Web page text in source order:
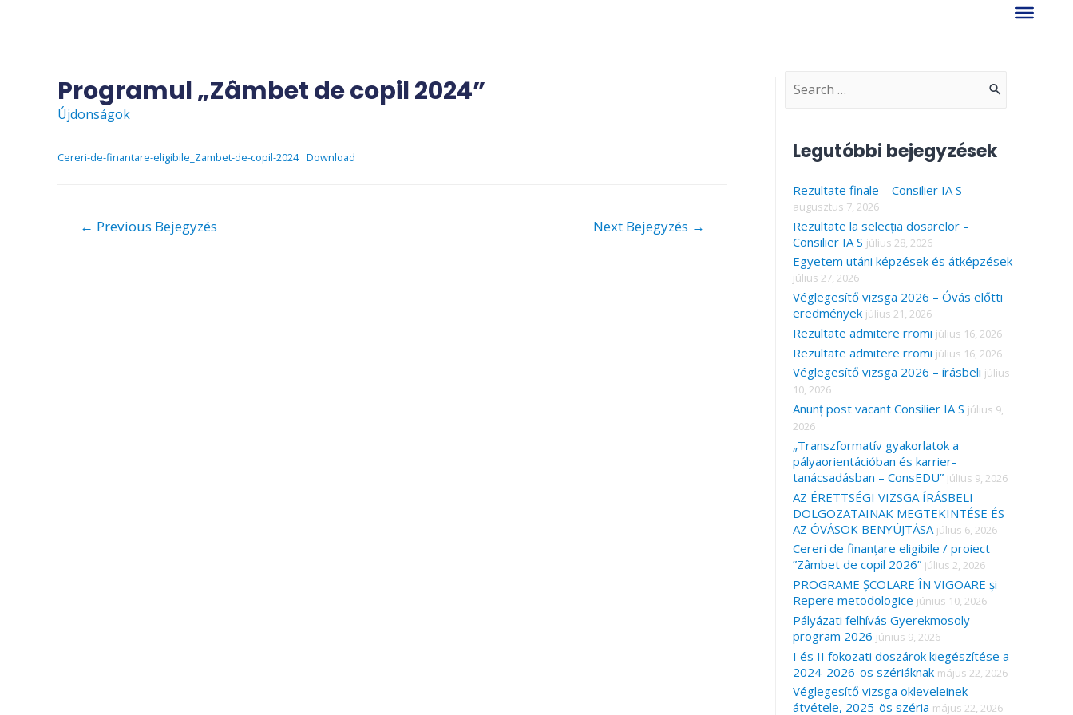
Programul „Zâmbet de copil 2024”
Újdonságok
Cereri-de-finantare-eligibile_Zambet-de-copil-2024 Download
Bejegyzés
← Previous Bejegyzés Next Bejegyzés →
S
c
h
f
o
r
:
Legutóbbi bejegyzések
Rezultate finale – Consilier IA S
augusztus 7, 2026
Rezultate la selecția dosarelor –
Consilier IA S július 28, 2026
Egyetem utáni képzések és átképzések
július 27, 2026
Véglegesítő vizsga 2026 – Óvás előtti
eredmények július 21, 2026
Rezultate admitere rromi július 16, 2026
Rezultate admitere rromi július 16, 2026
Véglegesítő vizsga 2026 – írásbeli július
10, 2026
Anunț post vacant Consilier IA S július 9,
2026
„Transzformatív gyakorlatok a
pályaorientációban és karrier-
tanácsadásban – ConsEDU” július 9, 2026
AZ ÉRETTSÉGI VIZSGA ÍRÁSBELI
DOLGOZATAINAK MEGTEKINTÉSE ÉS
AZ ÓVÁSOK BENYÚJTÁSA július 6, 2026
Cereri de finanțare eligibile / proiect
”Zâmbet de copil 2026” július 2, 2026
PROGRAME ȘCOLARE ÎN VIGOARE și
Repere metodologice június 10, 2026
Pályázati felhívás Gyerekmosoly
program 2026 június 9, 2026
I és II fokozati doszárok kiegészítése a
2024-2026-os szériáknak május 22, 2026
Véglegesítő vizsga okleveleinek
átvétele, 2025-ös széria május 22, 2026